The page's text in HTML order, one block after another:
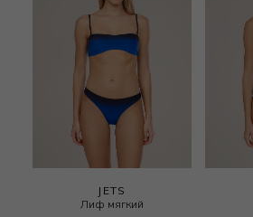
JETS
Лиф мягкий